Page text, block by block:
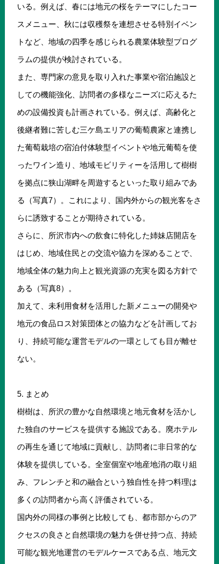
いる。例えば、春には地元の桜をテーマにしたコー
スメニュー、秋には収穫祭を連想させる特別イベン
トなど、地域の四季を感じられる農業体験型プログ
ラムの提供が検討されている。
また、専門家の意見を取り入れた事業や宿泊施設と
しての機能強化、訪問者の多様なニーズに応えるた
めの設備投資も計画されている。例えば、高齢化と
後継者難に苦しむ三ケ島エリアの葡萄農家と連携し
た葡萄栽培の宿泊付体験型イベントや地元葡萄を使
ったワイン造り、地域モビリティーを活用して樹樹
を拠点に狭山湖畔を周遊するといった取り組みであ
る（写真7）。これにより、国内外からの観光客をさ
らに誘致することが期待されている。
さらに、所沢市内への飲食に特化した姉妹店開店を
はじめ、地域住民との交流や協力を深めることで、
地域全体の魅力向上と観光資源の充実を図る方針で
ある（写真8）。
加えて、未利用食材を活用した新メニューの開発や
地元の食品ロス対策団体との協力などを計画してお
り、持続可能な運営モデルの一環としても目が離せ
ない。
5. まとめ
樹樹は、所沢の豊かな自然環境と地元食材を活かし
た独自のサービスを提供する施設である。廃ホテル
の再生を通じて地域に貢献し、訪問者に非日常的な
体験を提供している。全室個室や地産地消の取り組
み、フレンチと和の融合という独自性を持つ料理は
多くの訪問者から高く評価されている。
国内外の同様の事例と比較しても、都市部からのア
クセスの良さと自然環境の魅力を併せ持つ点、持続
可能な観光地運営のモデルケースである点、地元文